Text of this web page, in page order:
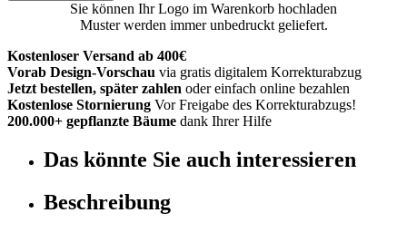
Sie können Ihr Logo im Warenkorb hochladen
Muster werden immer unbedruckt geliefert.
Kostenloser Versand ab 400€
Vorab Design-Vorschau via gratis digitalem Korrekturabzug
Jetzt bestellen, später zahlen oder einfach online bezahlen
Kostenlose Stornierung Vor Freigabe des Korrekturabzugs!
200.000+ gepflanzte Bäume dank Ihrer Hilfe
Das könnte Sie auch interessieren
Beschreibung